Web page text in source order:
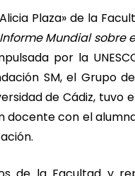
Plaza» de la
Informe Mundial sobre
por la
SM, el Grupo
de Cádiz, tuvo
con el